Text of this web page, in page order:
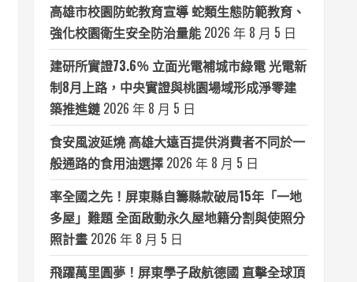
高雄市校園防蛇教育宣導 蛇類生態防範教育、
強化校園衛生安全防治量能 2026 年 8 月 5 日
建研所實證73.6％ 立面光電補城市綠電 光電新
制8月上路，中央實證與桃園場域形成淨零建
築推進鏈 2026 年 8 月 5 日
食安風波延燒 高雄大遠百提供消費者不同於一
般通路的食用油選擇 2026 年 8 月 5 日
率全國之先！屏東縣自籌縣款破局15年「一地
多屋」難題 全面啟動永久屋地籍分割與使照分
照計畫 2026 年 8 月 5 日
飛躍萬里圓夢！屏東學子啟航德國 直擊全球頂